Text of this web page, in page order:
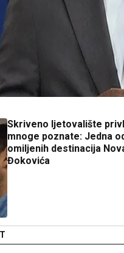
Skriveno ljetovalište
mnoge poznate: Jedna
omiljenih destinacija
Đokovića